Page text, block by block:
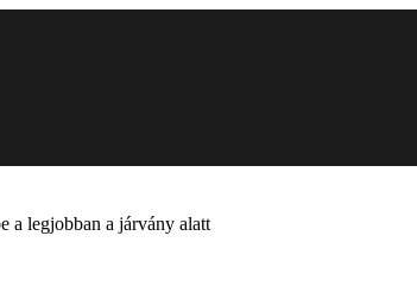
a legjobban a járvány alatt